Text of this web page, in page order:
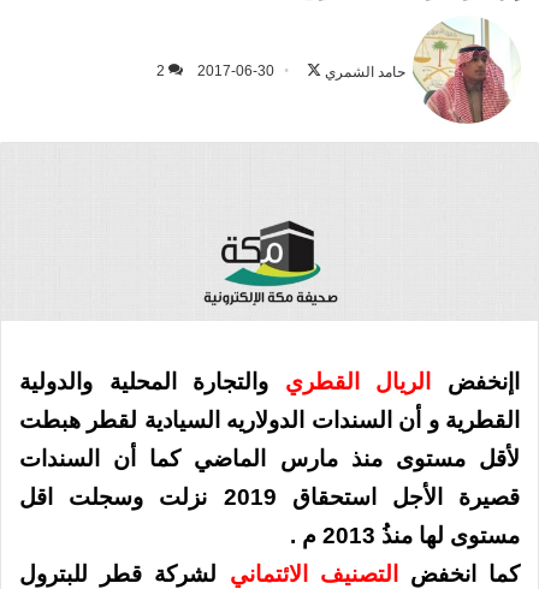
حامد الشمري
على
2017-06-30
2
اإنخفض الريال القطري والتجارة المحلية والدولية
القطرية و أن السندات الدولاريه السيادية لقطر هبطت
لأقل مستوى منذ مارس الماضي كما أن السندات
قصيرة الأجل استحقاق 2019 نزلت وسجلت اقل
مستوى لها منذُ 2013 م .
كما انخفض
التصنيف الائتماني لشركة قطر للبترول